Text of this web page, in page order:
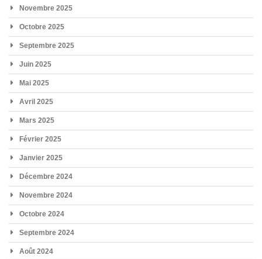
Novembre 2025
Octobre 2025
Septembre 2025
Juin 2025
Mai 2025
Avril 2025
Mars 2025
Février 2025
Janvier 2025
Décembre 2024
Novembre 2024
Octobre 2024
Septembre 2024
Août 2024